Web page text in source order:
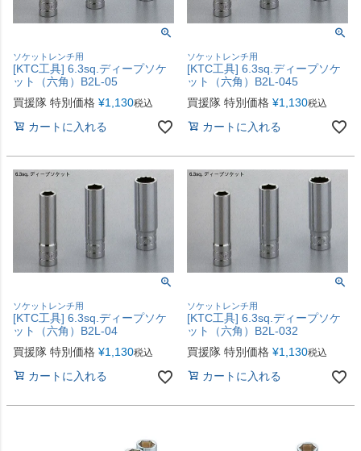
ソケットレンチ用
[KTC工具] 6.3sq.ディープソケ
ット（六角）B2L-05
買援隊 特別価格 ¥1,130税込
カートに入れる
ソケットレンチ用
[KTC工具] 6.3sq.ディープソケ
ット（六角）B2L-045
買援隊 特別価格 ¥1,130税込
カートに入れる
ソケットレンチ用
[KTC工具] 6.3sq.ディープソケ
ット（六角）B2L-04
買援隊 特別価格 ¥1,130税込
カートに入れる
ソケットレンチ用
[KTC工具] 6.3sq.ディープソケ
ット（六角）B2L-032
買援隊 特別価格 ¥1,130税込
カートに入れる